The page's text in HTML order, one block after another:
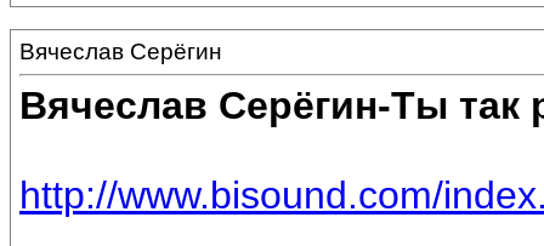
Вячеслав Серёгин
Вячеслав Серёгин-Ты так
http://www.bisound.com/